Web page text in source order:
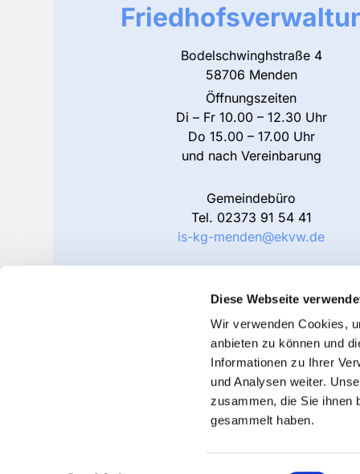
Diese Webseite
Wir verwenden Cookies,
anbieten zu können und
Informationen zu Ihrer
und Analysen weiter.
zusammen, die Sie ihnen
gesammelt haben.
Bodelschwinghstraße 4
58706 Menden
Öffnungszeiten
Di – Fr 10.00 – 12.30 Uhr
Do 15.00 – 17.00 Uhr
und nach Vereinbarung
Gemeindebüro
Tel. 02373 91 54 41
is-kg-menden@ekvw.de
Tel. 02373 91 54 42
is-kg-menden-friedhof@ekvw.de